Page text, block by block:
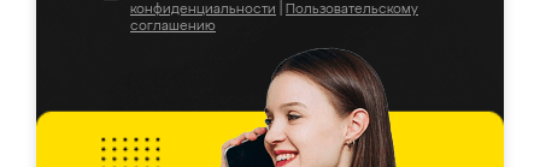
конфиденциальности
Пользовательскому
соглашению